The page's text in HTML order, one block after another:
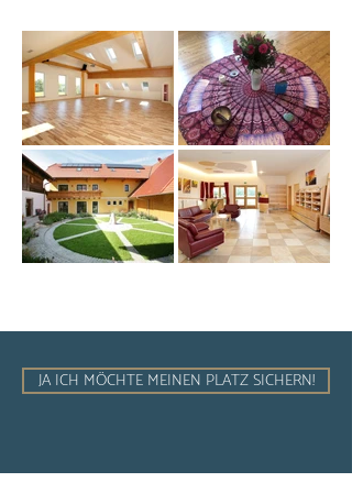
JA ICH MÖCHTE MEINEN PLATZ SICHERN!